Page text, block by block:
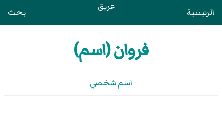
الرئيسية عريق بحث
فروان (اسم)
اسم شخصي